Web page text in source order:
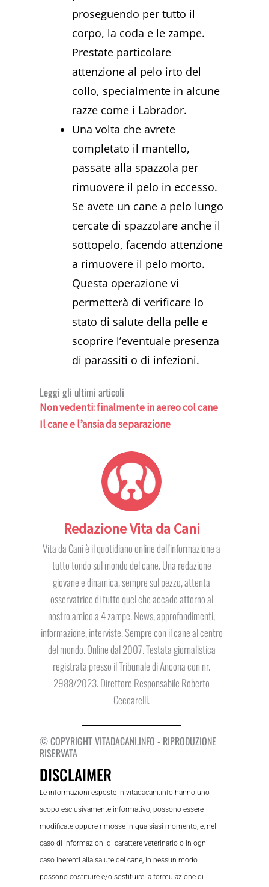
proseguendo per tutto il
corpo, la coda e le zampe.
Prestate particolare
attenzione al pelo irto del
collo, specialmente in alcune
razze come i Labrador.
Una volta che avrete
completato il mantello,
passate alla spazzola per
rimuovere il pelo in eccesso.
Se avete un cane a pelo lungo
cercate di spazzolare anche il
sottopelo, facendo attenzione
a rimuovere il pelo morto.
Questa operazione vi
permetterà di verificare lo
stato di salute della pelle e
scoprire l’eventuale presenza
di parassiti o di infezioni.
Leggi gli ultimi articoli
Non vedenti: finalmente in aereo col cane
Il cane e l’ansia da separazione
Redazione Vita da Cani
Vita da Cani è il quotidiano online dell'informazione a
tutto tondo sul mondo del cane. Una redazione
giovane e dinamica, sempre sul pezzo, attenta
osservatrice di tutto quel che accade attorno al
nostro amico a 4 zampe. News, approfondimenti,
informazione, interviste. Sempre con il cane al centro
del mondo. Online dal 2007. Testata giornalistica
registrata presso il Tribunale di Ancona con nr.
2988/2023. Direttore Responsabile Roberto
Ceccarelli.
© COPYRIGHT VITADACANI.INFO - RIPRODUZIONE
RISERVATA
DISCLAIMER
Le informazioni esposte in vitadacani.info hanno uno
scopo esclusivamente informativo, possono essere
modificate oppure rimosse in qualsiasi momento, e, nel
caso di informazioni di carattere veterinario o in ogni
caso inerenti alla salute del cane, in nessun modo
possono costituire e/o sostituire la formulazione di